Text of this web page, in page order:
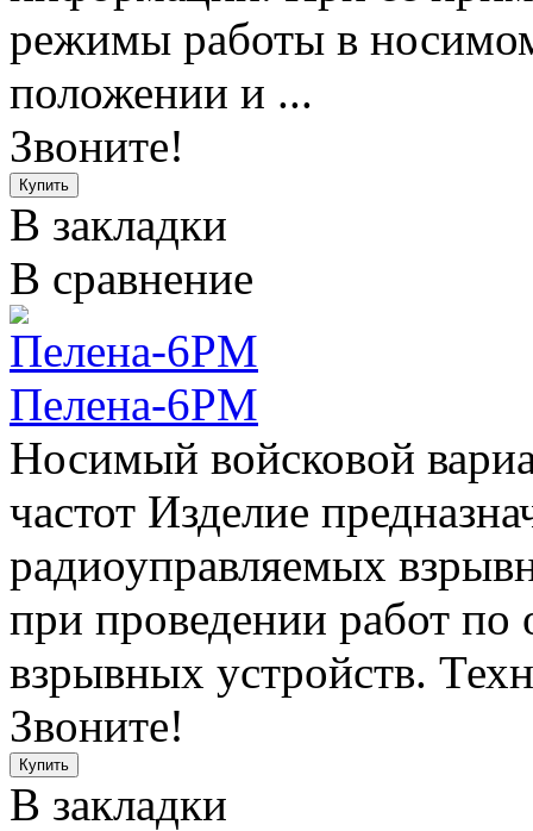
режимы работы в
положении и ...
Звоните!
В закладки
В сравнение
Пелена-6РМ
Носимый войсковой
частот Изделие
радиоуправляемых
при проведении работ
взрывных устройств.
Звоните!
В закладки